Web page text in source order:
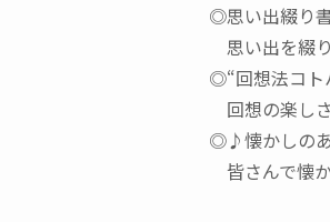
◎思い出綴り
思い出を綴
◎“回想法コト
回想の楽し
◎♪懐かしのあ
皆さんで懐